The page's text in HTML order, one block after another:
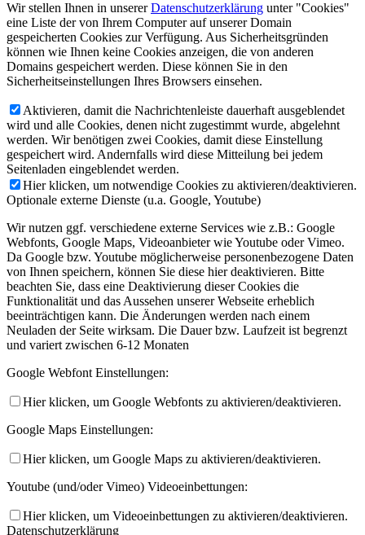
Wir stellen Ihnen in unsererDatenschutzerklärung unter "Cookies"
eine Liste der von Ihrem Computer auf unserer Domain
gespeicherten Cookies zur Verfügung. Aus Sicherheitsgründen
können wie Ihnen keine Cookies anzeigen, die von anderen
Domains gespeichert werden. Diese können Sie in den
Sicherheitseinstellungen Ihres Browsers einsehen.
Aktivieren, damit die Nachrichtenleiste dauerhaft ausgeblendet
wird und alle Cookies, denen nicht zugestimmt wurde, abgelehnt
werden. Wir benötigen zwei Cookies, damit diese Einstellung
gespeichert wird. Andernfalls wird diese Mitteilung bei jedem
Seitenladen eingeblendet werden.
Hier klicken, um notwendige Cookies zu aktivieren/deaktivieren.
Optionale externe Dienste (u.a. Google, Youtube)
Wir nutzen ggf. verschiedene externe Services wie z.B.: Google
Webfonts, Google Maps, Videoanbieter wie Youtube oder Vimeo.
Da Google bzw. Youtube möglicherweise personenbezogene Daten
von Ihnen speichern, können Sie diese hier deaktivieren. Bitte
beachten Sie, dass eine Deaktivierung dieser Cookies die
Funktionalität und das Aussehen unserer Webseite erheblich
beeinträchtigen kann. Die Änderungen werden nach einem
Neuladen der Seite wirksam. Die Dauer bzw. Laufzeit ist begrenzt
und variert zwischen 6-12 Monaten
Google Webfont Einstellungen:
Hier klicken, um Google Webfonts zu aktivieren/deaktivieren.
Google Maps Einstellungen:
Hier klicken, um Google Maps zu aktivieren/deaktivieren.
Youtube (und/oder Vimeo) Videoeinbettungen:
Hier klicken, um Videoeinbettungen zu aktivieren/deaktivieren.
Datenschutzerklärung